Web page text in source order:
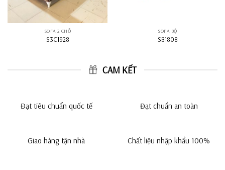
SOFA 2 CHỖ
S3C1928
SOFA BỘ
SB1808
CAM KẾT
Đạt tiêu chuẩn quốc tế Đạt chuẩn an toàn
Giao hàng tận nhà Chất liệu nhập khẩu 100%